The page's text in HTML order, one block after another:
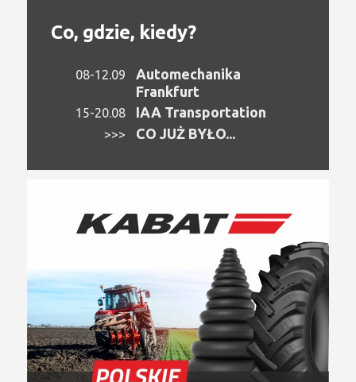
Co, gdzie, kiedy?
08-12.09
Automechanika
Frankfurt
15-20.08 IAA Transportation
>>> CO JUŻ BYŁO...